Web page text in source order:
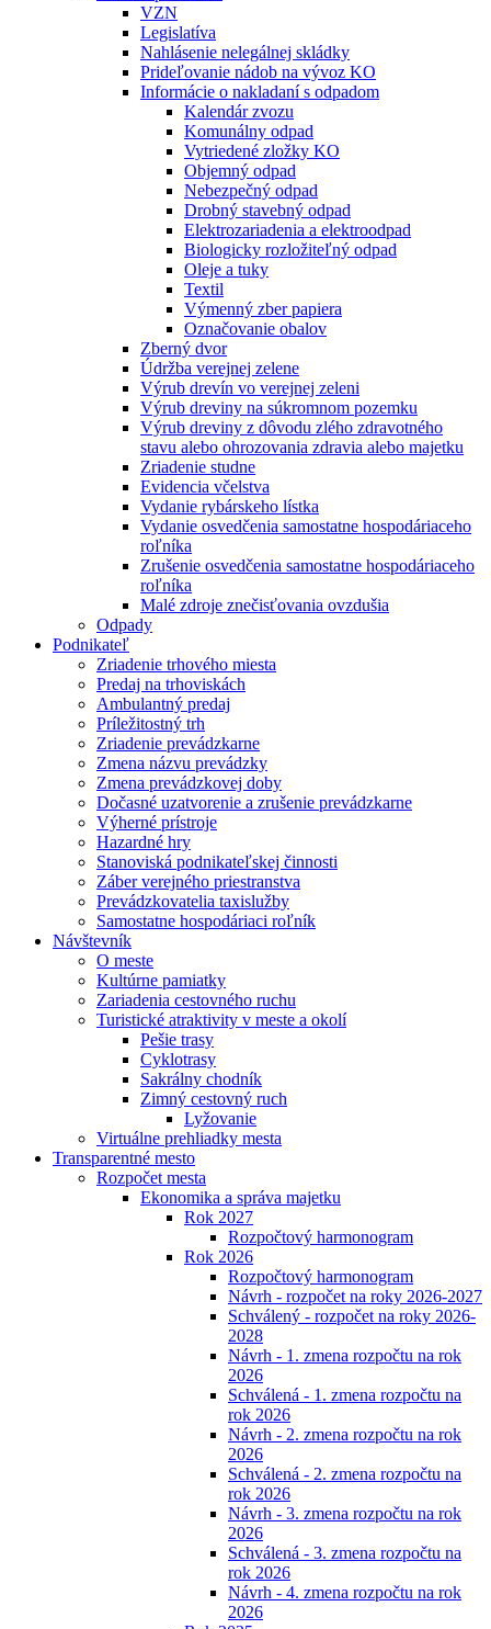
VZN
Legislatíva
Nahlásenie nelegálnej skládky
Prideľovanie nádob na vývoz KO
Informácie o nakladaní s odpadom
Kalendár zvozu
Komunálny odpad
Vytriedené zložky KO
Objemný odpad
Nebezpečný odpad
Drobný stavebný odpad
Elektrozariadenia a elektroodpad
Biologicky rozložiteľný odpad
Oleje a tuky
Textil
Výmenný zber papiera
Označovanie obalov
Zberný dvor
Údržba verejnej zelene
Výrub drevín vo verejnej zeleni
Výrub dreviny na súkromnom pozemku
Výrub dreviny z dôvodu zlého zdravotného
stavu alebo ohrozovania zdravia alebo majetku
Zriadenie studne
Evidencia včelstva
Vydanie rybárskeho lístka
Vydanie osvedčenia samostatne hospodáriaceho
roľníka
Zrušenie osvedčenia samostatne hospodáriaceho
roľníka
Malé zdroje znečisťovania ovzdušia
Odpady
Podnikateľ
Zriadenie trhového miesta
Predaj na trhoviskách
Ambulantný predaj
Príležitostný trh
Zriadenie prevádzkarne
Zmena názvu prevádzky
Zmena prevádzkovej doby
Dočasné uzatvorenie a zrušenie prevádzkarne
Výherné prístroje
Hazardné hry
Stanoviská podnikateľskej činnosti
Záber verejného priestranstva
Prevádzkovatelia taxislužby
Samostatne hospodáriaci roľník
Návštevník
O meste
Kultúrne pamiatky
Zariadenia cestovného ruchu
Turistické atraktivity v meste a okolí
Pešie trasy
Cyklotrasy
Sakrálny chodník
Zimný cestovný ruch
Lyžovanie
Virtuálne prehliadky mesta
Transparentné mesto
Rozpočet mesta
Ekonomika a správa majetku
Rok 2027
Rozpočtový harmonogram
Rok 2026
Rozpočtový harmonogram
Návrh - rozpočet na roky 2026-2027
Schválený - rozpočet na roky 2026-
2028
Návrh - 1. zmena rozpočtu na rok
2026
Schválená - 1. zmena rozpočtu na
rok 2026
Návrh - 2. zmena rozpočtu na rok
2026
Schválená - 2. zmena rozpočtu na
rok 2026
Návrh - 3. zmena rozpočtu na rok
2026
Schválená - 3. zmena rozpočtu na
rok 2026
Návrh - 4. zmena rozpočtu na rok
2026